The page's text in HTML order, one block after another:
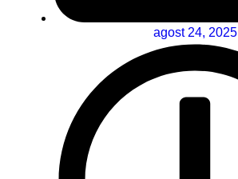
agost 24, 2025